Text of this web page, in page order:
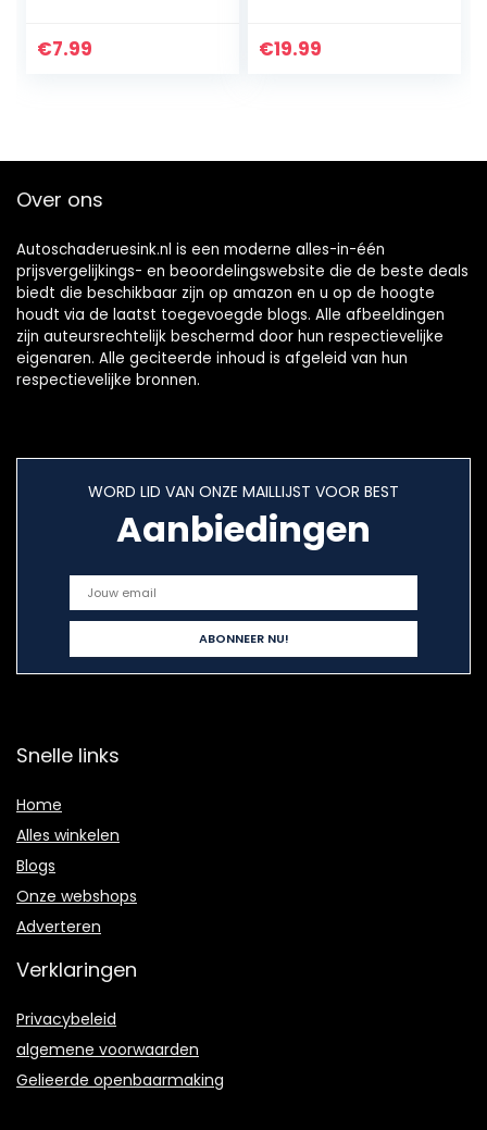
Black,Red,
€7.99
COB-
€19.99
Over ons
Autoschaderuesink.nl is een moderne alles-in-één
prijsvergelijkings- en beoordelingswebsite die de beste deals
biedt die beschikbaar zijn op amazon en u op de hoogte
houdt via de laatst toegevoegde blogs. Alle afbeeldingen
zijn auteursrechtelijk beschermd door hun respectievelijke
eigenaren. Alle geciteerde inhoud is afgeleid van hun
respectievelijke bronnen.
WORD LID VAN ONZE MAILLIJST VOOR BEST
Aanbiedingen
Snelle links
Home
Alles winkelen
Blogs
Onze webshops
Adverteren
Verklaringen
Privacybeleid
algemene voorwaarden
Gelieerde openbaarmaking